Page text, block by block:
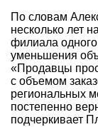
По словам
несколько лет
филиала
уменьшения
«Продавцы
с объемом
региональных
постепенно
подчеркивает